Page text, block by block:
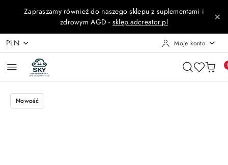
Przejdź do treści głównej
Przejdź do wyszukiwarki
Przejdź do moje konto
Przejdź do menu głównego
Przejdź do opisu produktu
Przejdź do stopki
Zapraszamy również do naszego sklepu z suplementami i
zdrowym AGD - sklep.adcreator.pl
PLN Moje konto
Nowość